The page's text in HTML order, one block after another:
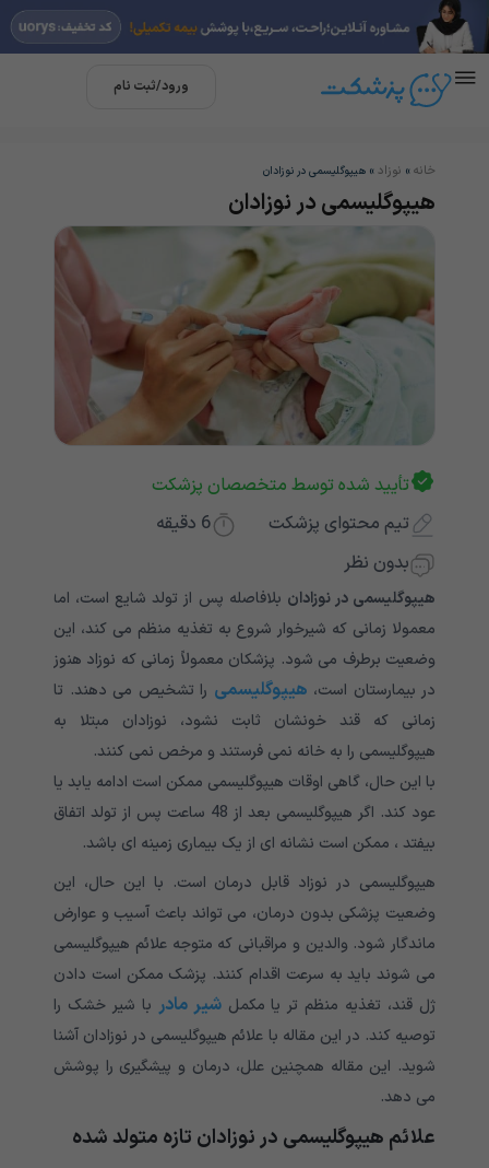
ورود/ثبت نام
خانه » نوزاد » هیپوگلیسمی در نوزادان
هیپوگلیسمی در نوزادان
تأیید شده توسط متخصصان پزشکت
تیم محتوای پزشکت
6 دقیقه
بدون نظر
هیپوگلیسمی در نوزادان بلافاصله پس از تولد شایع است، اما
معمولا زمانی که شیرخوار شروع به تغذیه منظم می کند، این
وضعیت برطرف می شود. پزشکان معمولاً زمانی که نوزاد هنوز
در بیمارستان است، هیپوگلیسمی را تشخیص می دهند. تا
زمانی که قند خونشان ثابت نشود، نوزادان مبتلا به
هیپوگلیسمی را به خانه نمی فرستند و مرخص نمی کنند.
با این حال، گاهی اوقات هیپوگلیسمی ممکن است ادامه یابد یا
عود کند. اگر هیپوگلیسمی بعد از 48 ساعت پس از تولد اتفاق
بیفتد ، ممکن است نشانه ای از یک بیماری زمینه ای باشد.
هیپوگلیسمی در نوزاد قابل درمان است. با این حال، این
وضعیت پزشکی بدون درمان، می تواند باعث آسیب و عوارض
ماندگار شود. والدین و مراقبانی که متوجه علائم هیپوگلیسمی
می شوند باید به سرعت اقدام کنند. پزشک ممکن است دادن
ژل قند، تغذیه منظم‌ تر یا مکملشیر مادر با شیر خشک را
توصیه کند. در این مقاله با علائم هیپوگلیسمی در نوزادان آشنا
شوید. این مقاله همچنین علل، درمان و پیشگیری را پوشش
می دهد.
علائم هیپوگلیسمی در نوزادان تازه متولد شده